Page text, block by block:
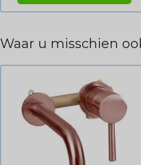
Waar u misschien